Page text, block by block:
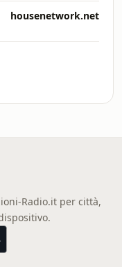
housenetwork.net
Radio.it per città,